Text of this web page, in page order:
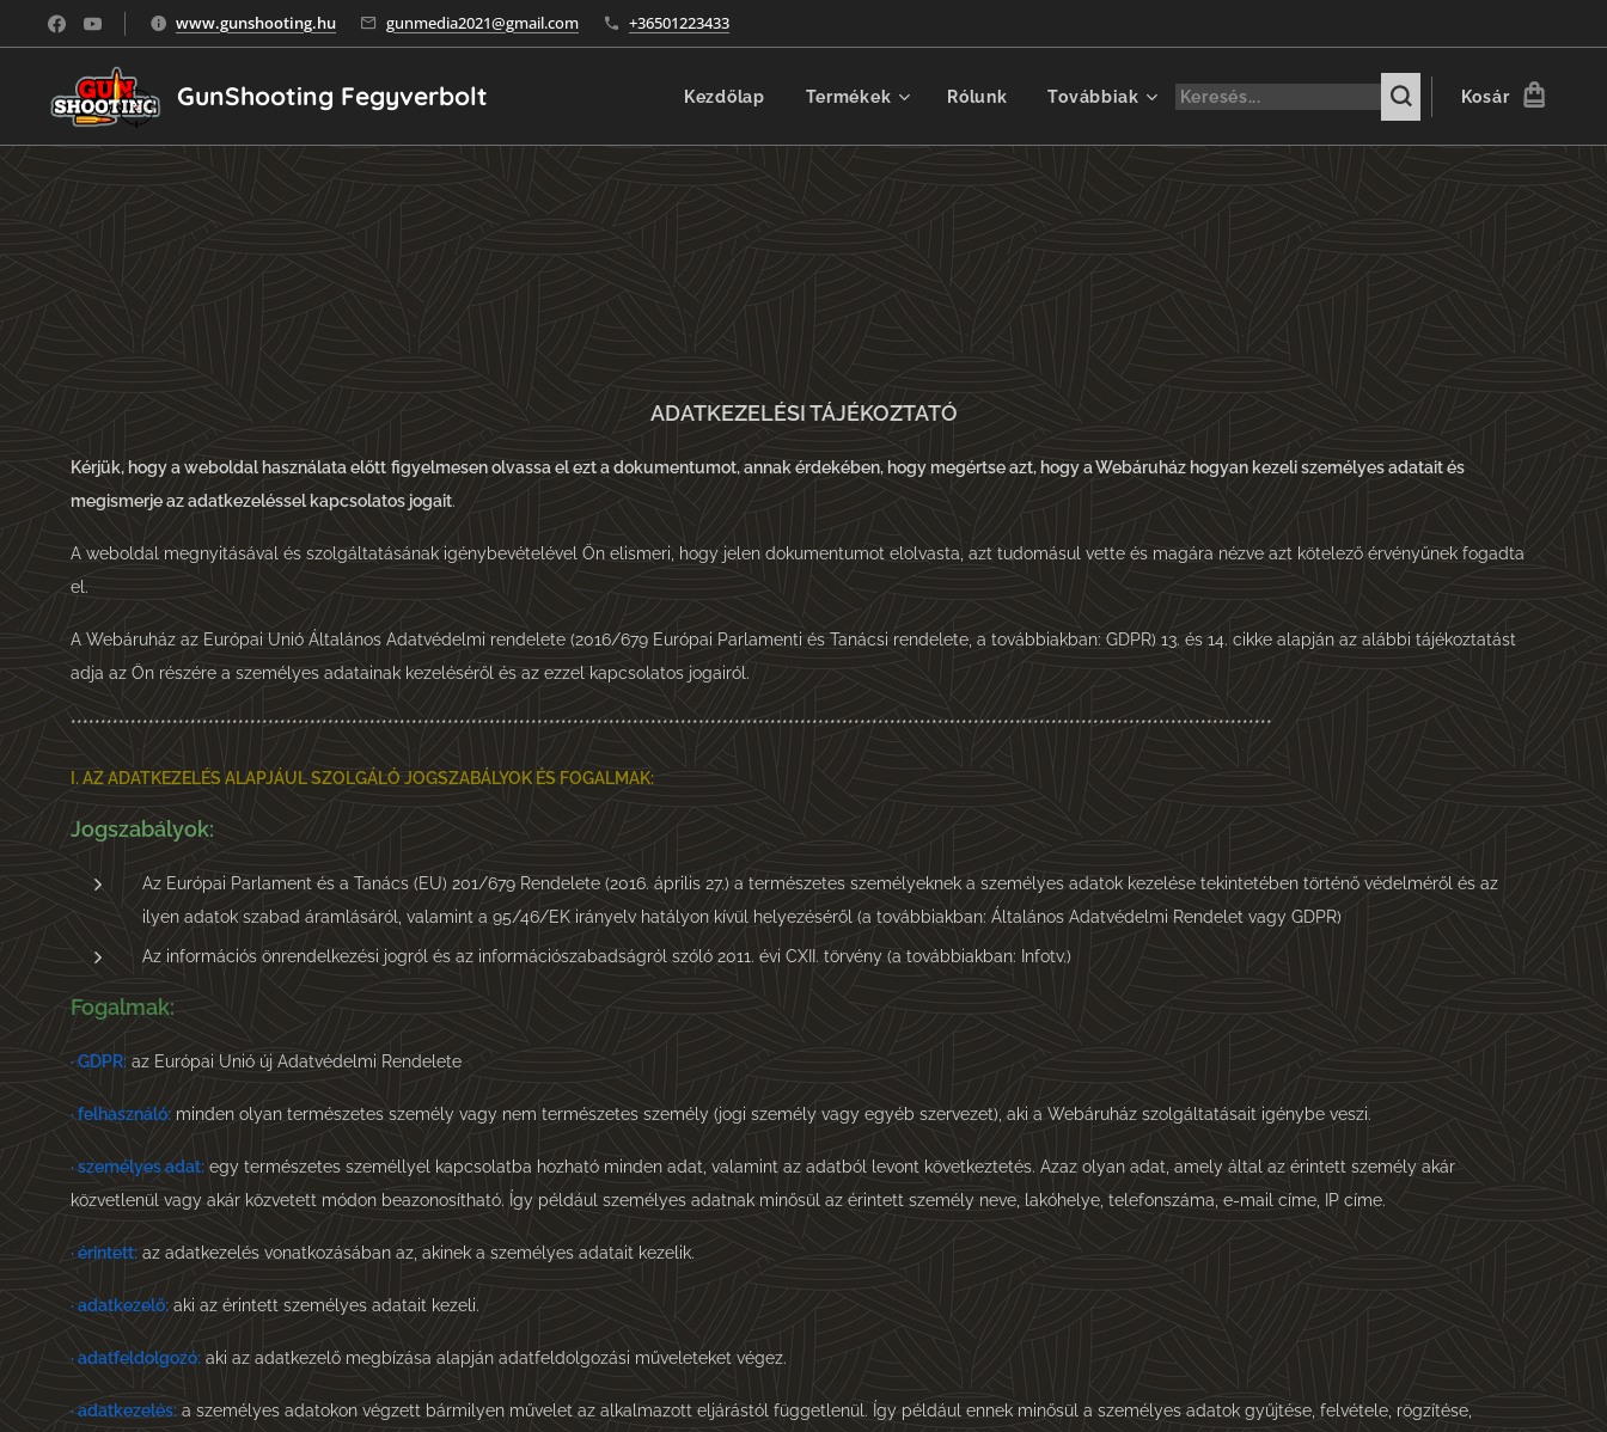
www.gunshooting.hu gunmedia2021@gmail.com +36501223433
GunShooting Fegyverbolt Kezdőlap Termékek Rólunk Továbbiak Kosár
ADATKEZELÉSI TÁJÉKOZTATÓ
Kérjük, hogy a weboldal használata előtt figyelmesen olvassa el ezt a dokumentumot, annak érdekében, hogy megértse azt, hogy a Webáruház hogyan kezeli személyes adatait és
megismerje az adatkezeléssel kapcsolatos jogait.
A weboldal megnyitásával és szolgáltatásának igénybevételével Ön elismeri, hogy jelen dokumentumot elolvasta, azt tudomásul vette és magára nézve azt kötelező érvényűnek fogadta
el.
A Webáruház az Európai Unió Általános Adatvédelmi rendelete (2016/679 Európai Parlamenti és Tanácsi rendelete, a továbbiakban: GDPR) 13. és 14. cikke alapján az alábbi tájékoztatást
adja az Ön részére a személyes adatainak kezeléséről és az ezzel kapcsolatos jogairól.
*********************************************************************************************************************************************************************************************************
I. AZ ADATKEZELÉS ALAPJÁUL SZOLGÁLÓ JOGSZABÁLYOK ÉS FOGALMAK:
Jogszabályok:
Az Európai Parlament és a Tanács (EU) 201/679 Rendelete (2016. április 27.) a természetes személyeknek a személyes adatok kezelése tekintetében történő védelméről és az
ilyen adatok szabad áramlásáról, valamint a 95/46/EK irányelv hatályon kívül helyezéséről (a továbbiakban: Általános Adatvédelmi Rendelet vagy GDPR)
Az információs önrendelkezési jogról és az információszabadságról szóló 2011. évi CXII. törvény (a továbbiakban: Infotv.)
Fogalmak:
·GDPR:az Európai Unió új Adatvédelmi Rendelete
·felhasználó:minden olyan természetes személy vagy nem természetes személy (jogi személy vagy egyéb szervezet), aki a Webáruház szolgáltatásait igénybe veszi.
· személyes adat:egy természetes személlyel kapcsolatba hozható minden adat, valamint az adatból levont következtetés. Azaz olyan adat, amely által az érintett személy akár
közvetlenül vagy akár közvetett módon beazonosítható. Így például személyes adatnak minősül az érintett személy neve, lakóhelye, telefonszáma, e-mail címe, IP címe.
·érintett:az adatkezelés vonatkozásában az, akinek a személyes adatait kezelik.
· adatkezelő:aki az érintett személyes adatait kezeli.
· adatfeldolgozó:aki az adatkezelő megbízása alapján adatfeldolgozási műveleteket végez.
·adatkezelés:a személyes adatokon végzett bármilyen művelet az alkalmazott eljárástól függetlenül. Így például ennek minősül a személyes adatok gyűjtése, felvétele, rögzítése,